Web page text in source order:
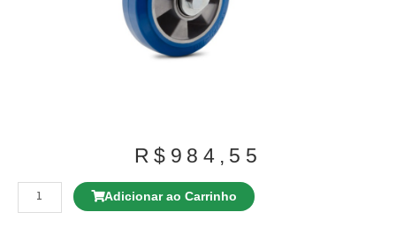
R$ 984,55
Rodízio
GLE
Adicionar ao Carrinho